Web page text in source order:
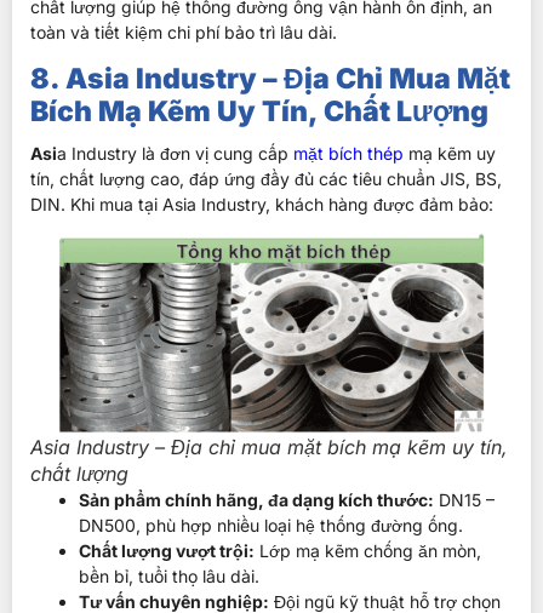
chất lượng giúp hệ thống đường ống vận hành ổn định, an
toàn và tiết kiệm chi phí bảo trì lâu dài.
8. Asia Industry – Địa Chỉ Mua Mặt
Bích Mạ Kẽm Uy Tín, Chất Lượng
Asia Industry là đơn vị cung cấp mặt bích thép mạ kẽm uy
tín, chất lượng cao, đáp ứng đầy đủ các tiêu chuẩn JIS, BS,
DIN. Khi mua tại Asia Industry, khách hàng được đảm bảo:
Asia Industry – Địa chỉ mua mặt bích mạ kẽm uy tín,
chất lượng
Sản phẩm chính hãng, đa dạng kích thước: DN15 –
DN500, phù hợp nhiều loại hệ thống đường ống.
Chất lượng vượt trội: Lớp mạ kẽm chống ăn mòn,
bền bỉ, tuổi thọ lâu dài.
Tư vấn chuyên nghiệp: Đội ngũ kỹ thuật hỗ trợ chọn